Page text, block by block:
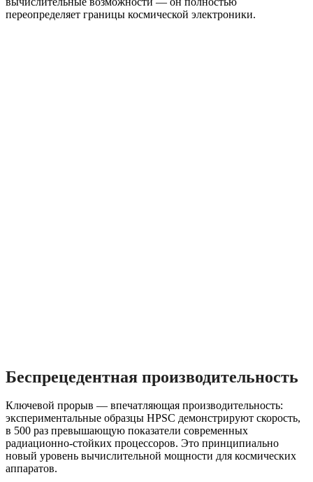
переопределяет границы космической электроники.
Беспрецедентная производительность
Ключевой прорыв — впечатляющая производительность:
экспериментальные образцы HPSC демонстрируют скорость,
в 500 раз превышающую показатели современных
радиационно-стойких процессоров. Это принципиально
новый уровень вычислительной мощности для космических
аппаратов.